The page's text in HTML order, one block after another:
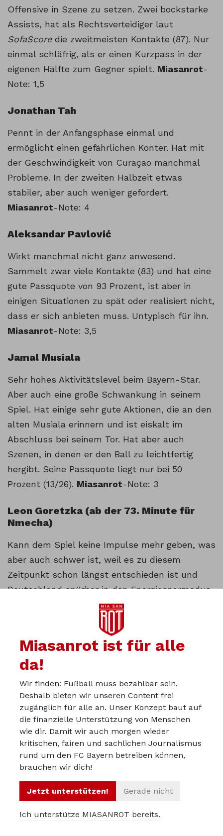
Offensive in Szene zu setzen. Zwei bockstarke
Assists, hat als Rechtsverteidiger laut
SofaScoredie zweitmeisten Kontakte (87). Nur
einmal schläfrig, als er einen Kurzpass in der
eigenen Hälfte zum Gegner spielt. Miasanrot-
Note: 1,5
Jonathan Tah
Pennt in der Anfangsphase einmal und
ermöglicht einen gefährlichen Konter. Hat mit
der Geschwindigkeit von Curaçao manchmal
Probleme. In der zweiten Halbzeit etwas
stabiler, aber auch weniger gefordert.
Miasanrot-Note: 4
Aleksandar Pavlović
Wirkt manchmal nicht ganz anwesend.
Sammelt zwar viele Kontakte (83) und hat eine
gute Passquote von 93 Prozent, ist aber in
einigen Situationen zu spät oder realisiert nicht,
dass er sich anbieten muss. Untypisch für ihn.
Miasanrot-Note: 3,5
Jamal Musiala
Sehr hohes Aktivitätslevel beim Bayern-Star.
Aber auch eine große Schwankung in seinem
Spiel. Hat einige sehr gute Aktionen, die an den
alten Musiala erinnern und ist eiskalt im
Abschluss bei seinem Tor. Hat aber auch
Szenen, in denen er den Ball zu leichtfertig
hergibt. Seine Passquote liegt nur bei 50
Prozent (13/26). Miasanrot-Note: 3
Leon Goretzka (ab der 73. Minute für
Nmecha)
Kann dem Spiel keine Impulse mehr geben, was
aber auch schwer ist, weil es zu diesem
Zeitpunkt schon längst entschieden ist und
Deutschland spürbar in den Energiesparmodus
gewechselt ist. Vorn in zwei Situationen etwas
-Note: 3,5
Hiroki Ito
Ist defensiv anfällig und ist regelmäßig mit dem
Tempo und der Qualität von Summerville
überfordert. Schaltet sich als linker
Halbverteidiger auch immer mal wieder offensiv
mit ein, aber viel gelingen will ihm nicht.
Miasanrot-Note: 4
Nathaniel Brownist zwar aktuell kein Bayern-
Spieler, hätte im Fall der Fälle in dieser
Kategorie aber eine glatte 1 für seinen Auftritt
bekommen.
Miasanrot ist für alle
da!
Wir finden: Fußball muss bezahlbar sein.
Deshalb bieten wir unseren Content frei
zugänglich für alle an. Unser Konzept baut auf
die finanzielle Unterstützung von Menschen
wie dir. Damit wir auch morgen wieder
kritischen, fairen und sachlichen Journalismus
rund um den FC Bayern betreiben können,
brauchen wir dich!
Jetzt unterstützen! Gerade nicht
Ich unterstütze MIASANROT bereits.